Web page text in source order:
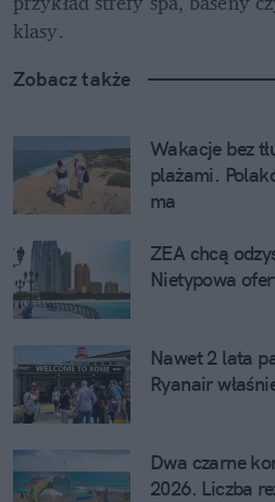
klasy.
Zobacz także
Wakacje bez
plażami.
ma
ZEA chcą
Nietypowa
Nawet 2 lata
Ryanair
Dwa czarne
2026. Liczba